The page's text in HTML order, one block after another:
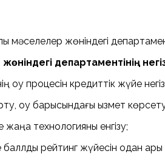
мәселелер жөніндегі
департаментінің
оқу процесін кредиттік жүйе
оқу барысындағы қызмет
технологияны енгізу;
баллдық рейтинг жүйесін одан ары